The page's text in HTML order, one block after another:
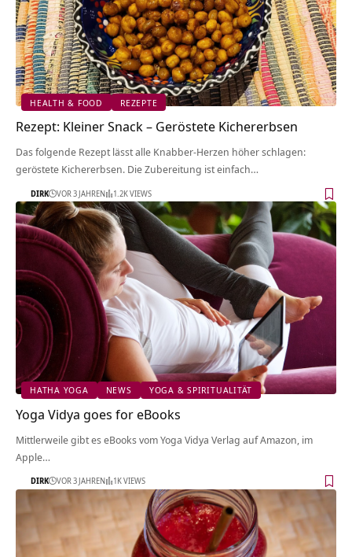
HEALTH & FOOD REZEPTE
Rezept: Kleiner Snack – Geröstete Kichererbsen
Das folgende Rezept lässt alle Knabber-Herzen höher schlagen:
geröstete Kichererbsen. Die Zubereitung ist einfach…
DIRK VOR 3 JAHREN 1.2K VIEWS
HATHA YOGA NEWS YOGA & SPIRITUALITÄT
Yoga Vidya goes for eBooks
Mittlerweile gibt es eBooks vom Yoga Vidya Verlag auf Amazon, im
Apple…
DIRK VOR 3 JAHREN 1K VIEWS